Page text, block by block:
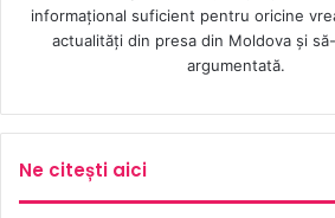
informaţional suficient pentru oricine
actualităţi din presa din Moldova şi
argumentată.
Ne citești aici